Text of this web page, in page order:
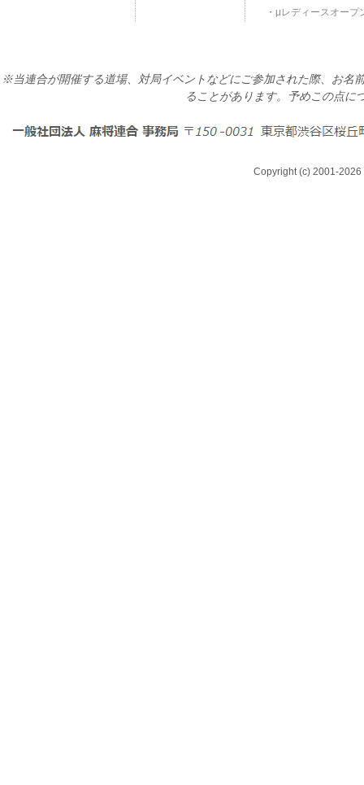
μレディースオープ
※当連合が開催する道場、対局イベントなどにご参加された際、お名
ることがあります。予めこの点に
Copyright (c) 2001-